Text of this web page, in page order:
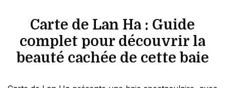
Carte de Lan Ha : Guide
complet pour découvrir la
beauté cachée de cette baie